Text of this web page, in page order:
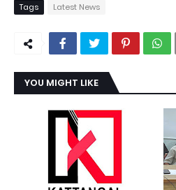
Tags Latest News
YOU MIGHT LIKE